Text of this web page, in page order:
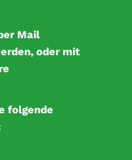
Mail
oder mit
folgende